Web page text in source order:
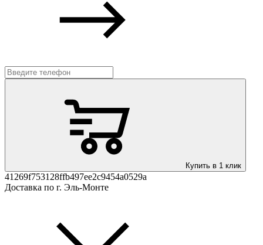
Купить в 1 клик
41269f753128ffb497ee2c9454a0529a
Доставка по г. Эль-Монте